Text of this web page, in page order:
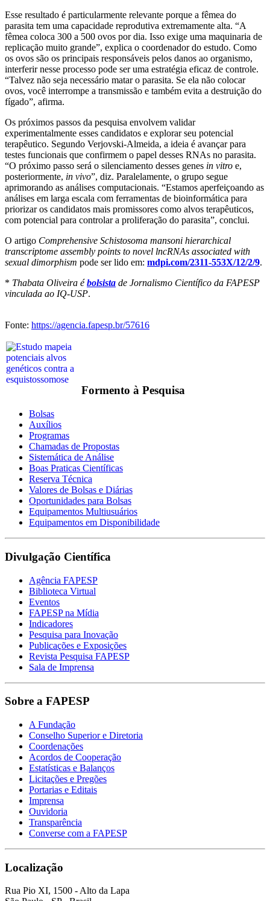
Esse resultado é particularmente relevante porque a fêmea do
parasita tem uma capacidade reprodutiva extremamente alta. “A
fêmea coloca 300 a 500 ovos por dia. Isso exige uma maquinaria de
replicação muito grande”, explica o coordenador do estudo. Como
os ovos são os principais responsáveis pelos danos ao organismo,
interferir nesse processo pode ser uma estratégia eficaz de controle.
“Talvez não seja necessário matar o parasita. Se ela não colocar
ovos, você interrompe a transmissão e também evita a destruição do
fígado”, afirma.
Os próximos passos da pesquisa envolvem validar
experimentalmente esses candidatos e explorar seu potencial
terapêutico. Segundo Verjovski-Almeida, a ideia é avançar para
testes funcionais que confirmem o papel desses RNAs no parasita.
“O próximo passo será o silenciamento desses genes in vitro e,
posteriormente, in vivo”, diz. Paralelamente, o grupo segue
aprimorando as análises computacionais. “Estamos aperfeiçoando as
análises em larga escala com ferramentas de bioinformática para
priorizar os candidatos mais promissores como alvos terapêuticos,
com potencial para controlar a proliferação do parasita”, conclui.
O artigo Comprehensive Schistosoma mansoni hierarchical
transcriptome assembly points to novel lncRNAs associated with
sexual dimorphism pode ser lido em: mdpi.com/2311-553X/12/2/9.
* Thabata Oliveira ébolsista de Jornalismo Científico da FAPESP
vinculada ao IQ-USP.
Fonte: https://agencia.fapesp.br/57616
Formento à Pesquisa
Bolsas
Auxílios
Programas
Chamadas de Propostas
Sistemática de Análise
Boas Praticas Científicas
Reserva Técnica
Valores de Bolsas e Diárias
Oportunidades para Bolsas
Equipamentos Multiusuários
Equipamentos em Disponibilidade
Divulgação Científica
Agência FAPESP
Biblioteca Virtual
Eventos
FAPESP na Mídia
Indicadores
Pesquisa para Inovação
Publicações e Exposições
Revista Pesquisa FAPESP
Sala de Imprensa
Sobre a FAPESP
A Fundação
Conselho Superior e Diretoria
Coordenações
Acordos de Cooperação
Estatísticas e Balanços
Licitações e Pregões
Portarias e Editais
Imprensa
Ouvidoria
Transparência
Converse com a FAPESP
Localização
Rua Pio XI, 1500 - Alto da Lapa